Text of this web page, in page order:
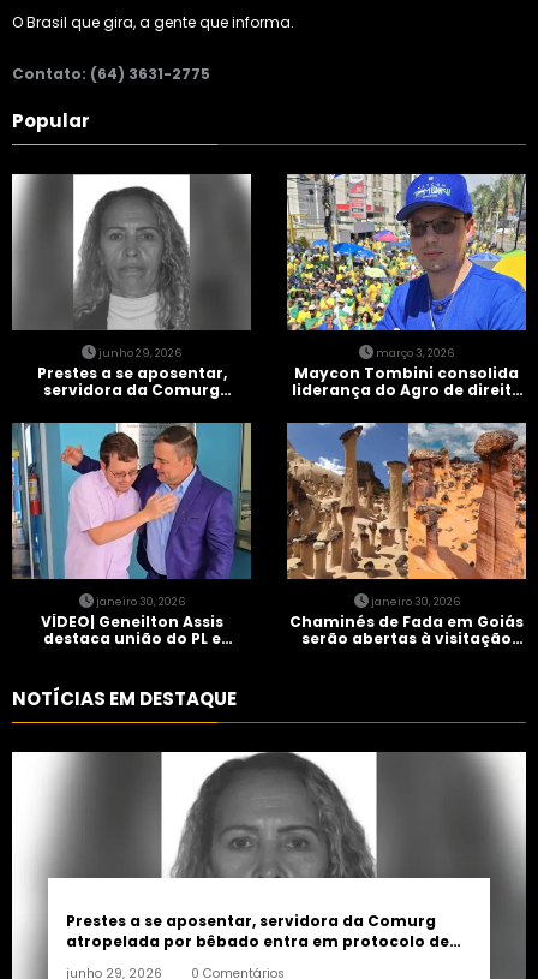
O Brasil que gira, a gente que informa.
Contato: (64) 3631-2775
Popular
junho 29, 2026
Prestes a se aposentar,
servidora da Comurg
entra em protocolo de
morte encefálica
março 3, 2026
Maycon Tombini consolida
liderança do Agro de direita
Brasil” em Goiânia
janeiro 30, 2026
VÍDEO| Geneilton Assis
destaca união do PL e
janeiro 30, 2026
Chaminés de Fada em Goiás
serão abertas à visitação
NOTÍCIAS EM DESTAQUE
Prestes a se aposentar, servidora da Comurg
atropelada por bêbado entra em protocolo de
junho 29, 2026 0 Comentários